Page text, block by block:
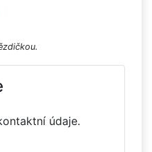
údaje.